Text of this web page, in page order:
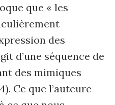
que « les
èrement
des
d’une séquence de
des mimiques
Ce que l’auteure